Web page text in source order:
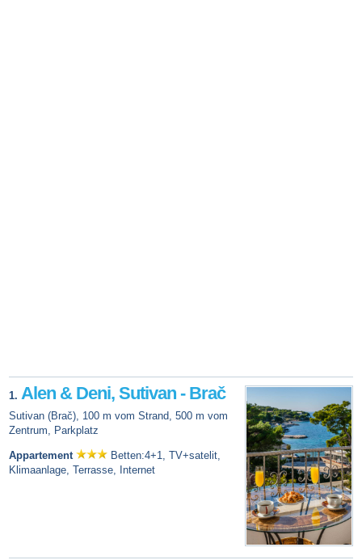
1. Alen & Deni, Sutivan - Brač
Sutivan (Brač), 100 m vom Strand, 500 m vom
Zentrum, Parkplatz
Appartement
Betten:4+1, TV+satelit,
Klimaanlage, Terrasse, Internet